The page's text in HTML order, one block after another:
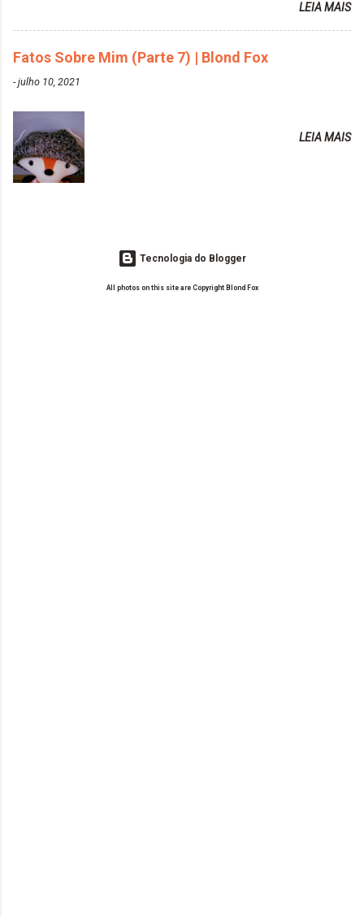
Ozzy Lilac
em meu cabelo, pois, sempre jogava tinta em cima
vida de Blogueira? Tem sido um sonho. Minha família me apoia muito.
Qual a parte chata da vida de Blogueira? Às vezes, a criatividade vai
embora... O que tem de melhor em ser Blogueira? Ver o seu trabalho
sendo reconhecido. Aonde deseja chegar com o seu Blog? Muito
além daquilo que imagino. Seu blog pra você é profissional ou passa-
tempo? Vejo como sendo profissional. Me empenho muito fazendo
tudo para ele. Quais blogs acompanha, e quais indica? Eu acompanho
o Drilly Design e comecei a ler as postagens do antigo blog da Sweet
Carol "Magic Days". Tem sido fácil o convívio com seguidoras e
leitoras? Claro. Seu blog já esta como quer, ou ainda ...
LEIA MAIS
Fatos Sobre Mim (Parte 7) | Blond Fox
-julho 10, 2021
LEIA MAIS
Tecnologia do Blogger
All photos on this site are Copyright Blond Fox